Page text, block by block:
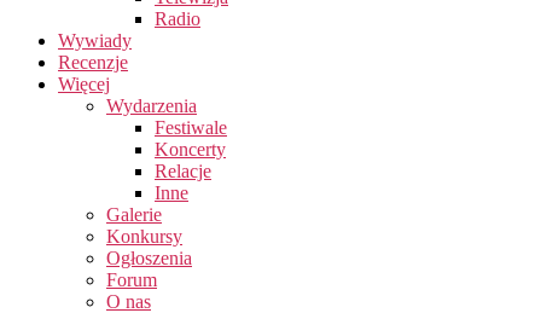
Radio
Wywiady
Recenzje
Więcej
Wydarzenia
Festiwale
Koncerty
Relacje
Inne
Galerie
Konkursy
Ogłoszenia
Forum
O nas